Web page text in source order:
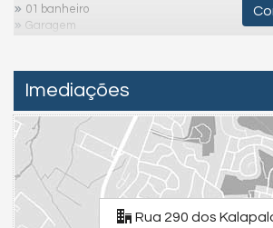
01 banheiro
Garagem
Aproximadamente 250 m do mar
Destaques e Diferenciais:
Ambientes amplos e arejados
Tubulação para ar-condicionado tipo Split
Área de serviço
Amplo espaço na frente do imóvel
Imediações
Rua 290 dos